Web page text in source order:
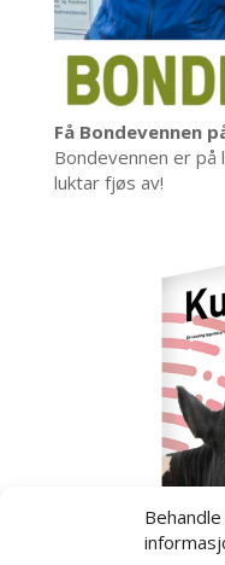
Få Bondevennen
Bondevennen er
luktar fjøs av!